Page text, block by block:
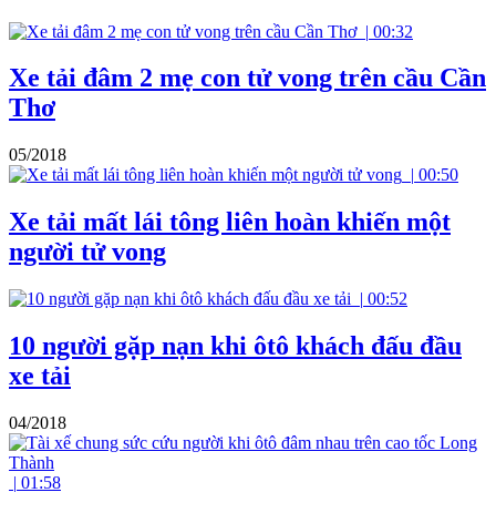
| 00:32
Xe tải đâm 2 mẹ con tử vong trên cầu Cần
Thơ
05/2018
| 00:50
Xe tải mất lái tông liên hoàn khiến một
người tử vong
| 00:52
10 người gặp nạn khi ôtô khách đấu đầu
xe tải
04/2018
| 01:58